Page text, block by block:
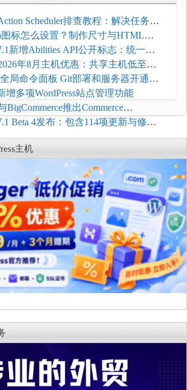
Scheduler排查教程：解决任务积
迟
图标怎么设置？制作尺寸与HTML添
新增Abilities API公开标志：统一支
、MCP与AI代理
年8月主机优惠：共享主机低至
性能主机同步折扣
局命令面板 Git部署和服务器开通更
增多项WordPress站点管理功能
BigCommerce推出Commerce
商店可保留前台体验并扩展电
Beta 4发布：包含114项更新与修
测试环境体验
主机